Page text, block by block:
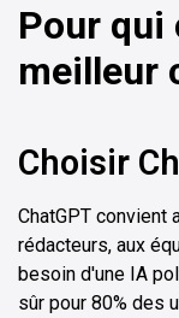
Pour qui
meilleur
Choisir
ChatGPT
rédacteurs, aux
besoin d'une IA
sûr pour 80% des